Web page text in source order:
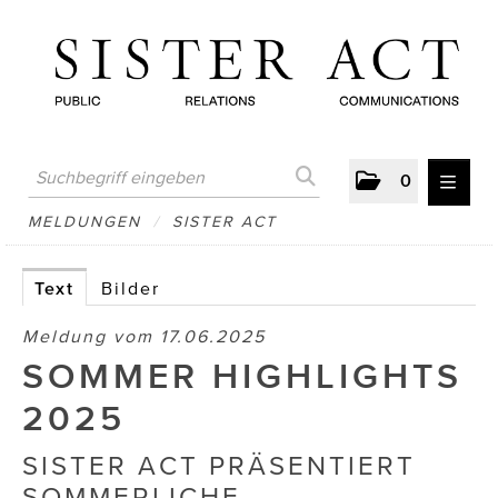
0
MELDUNGEN
AUSTRIAN PRESS DAY
ATELIER FĒ.
CUBE
MELDUNGEN / SISTER ACT
Text Bilder
Meldung vom 17.06.2025
SOMMER HIGHLIGHTS
2025
SISTER ACT PRÄSENTIERT